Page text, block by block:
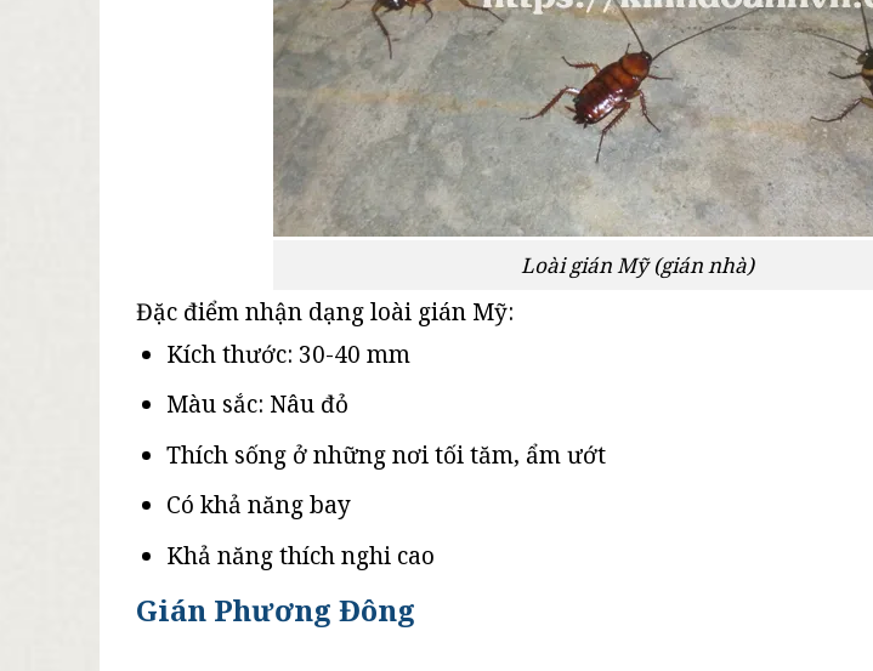
Loài gián Mỹ (gián nhà)
Đặc điểm nhận dạng loài gián Mỹ:
Kích thước: 30-40 mm
Màu sắc: Nâu đỏ
Thích sống ở những nơi tối tăm, ẩm ướt
Có khả năng bay
Khả năng thích nghi cao
Gián Phương Đông